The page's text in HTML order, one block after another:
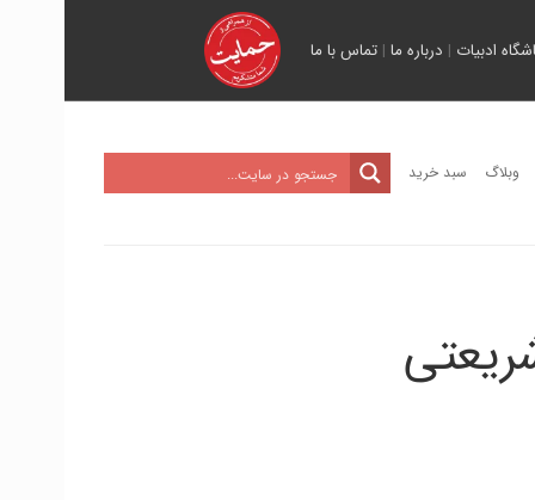
ادبیات | درباره ما |تماس با ما
وبلاگ سبد خرید